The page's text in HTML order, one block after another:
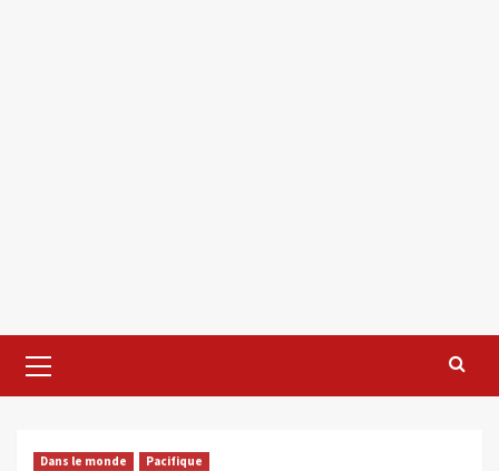
Menu
Dans le monde Pacifique